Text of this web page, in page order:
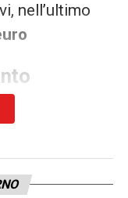
nell’ultimo
per il